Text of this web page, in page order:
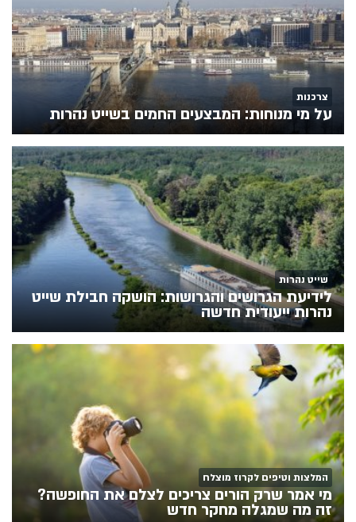
צרכנות
על מי מנוחות: המבצעים החמים בשייט נהרות
שייט נהרות
לידיעת הגרושים והגרושות: הושקה חבילת שייט
נהרות ייעודית חדשה
המלצות וטיפים לקרוז מוצלח
מי אמר שרק הורים צריכים לצלם את החופשה?
זה מה שמגלה מחקר חדש